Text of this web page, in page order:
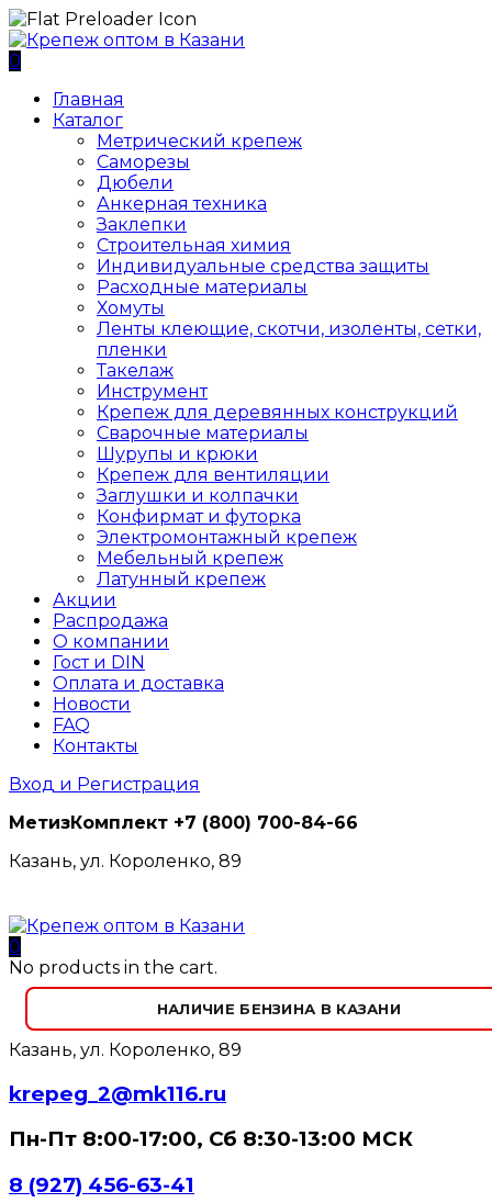
0
Главная
Каталог
Метрический крепеж
Саморезы
Дюбели
Анкерная техника
Заклепки
Строительная химия
Индивидуальные средства защиты
Расходные материалы
Хомуты
Ленты клеющие, скотчи, изоленты, сетки,
пленки
Такелаж
Инструмент
Крепеж для деревянных конструкций
Сварочные материалы
Шурупы и крюки
Крепеж для вентиляции
Заглушки и колпачки
Конфирмат и футорка
Электромонтажный крепеж
Мебельный крепеж
Латунный крепеж
Акции
Распродажа
О компании
Гост и DIN
Оплата и доставка
Новости
FAQ
Контакты
Вход и Регистрация
МетизКомплект +7 (800) 700-84-66
Казань, ул. Короленко, 89
0
No products in the cart.
НАЛИЧИЕ БЕНЗИНА В КАЗАНИ
Казань, ул. Короленко, 89
krepeg_2@mk116.ru
Пн-Пт 8:00-17:00, Сб 8:30-13:00 МСК
8 (927) 456-63-41